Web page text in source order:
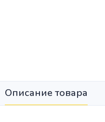
Описание товара